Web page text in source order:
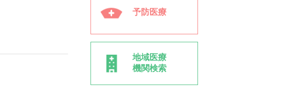
予防医療
地域医療
機関検索